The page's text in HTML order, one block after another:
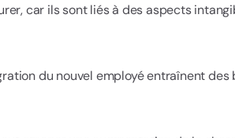
car ils sont liés à des aspects
du nouvel employé entraînent